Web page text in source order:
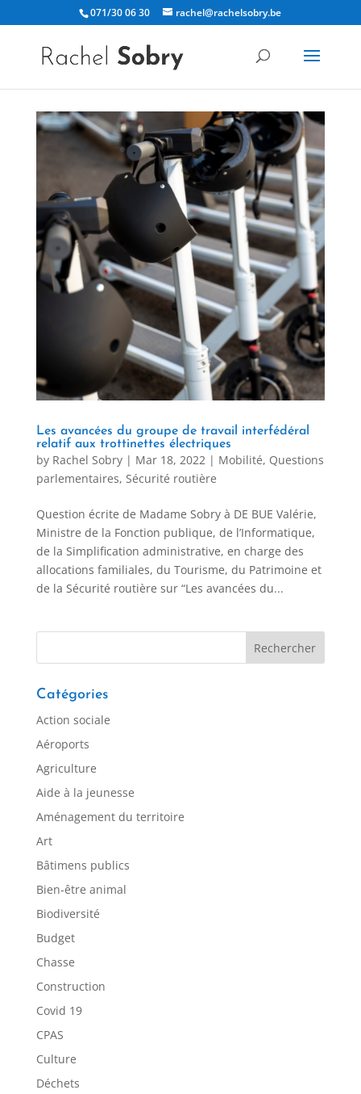
071/30 06 30 rachel@rachelsobry.be
Les avancées du groupe de travail interfédéral
relatif aux trottinettes électriques
by Rachel Sobry| Mar 18, 2022| Mobilité, Questions
parlementaires, Sécurité routière
Question écrite de Madame Sobry à DE BUE Valérie,
Ministre de la Fonction publique, de l’Informatique,
de la Simplification administrative, en charge des
allocations familiales, du Tourisme, du Patrimoine et
de la Sécurité routière sur “Les avancées du...
Catégories
Action sociale
Aéroports
Agriculture
Aide à la jeunesse
Aménagement du territoire
Art
Bâtimens publics
Bien-être animal
Biodiversité
Budget
Chasse
Construction
Covid 19
CPAS
Culture
Déchets